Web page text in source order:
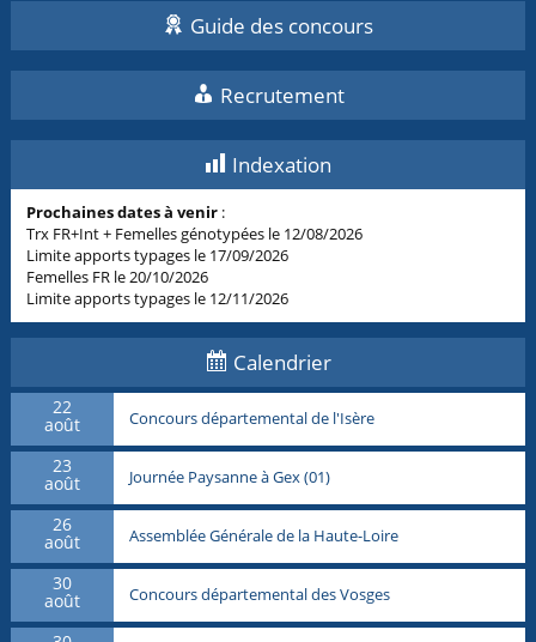
Guide des concours
Recrutement
Indexation
Prochaines dates à venir :
Trx FR+Int + Femelles génotypées le 12/08/2026
Limite apports typages le 17/09/2026
Femelles FR le 20/10/2026
Limite apports typages le 12/11/2026
Calendrier
22
août Concours départemental de l'Isère
23
août Journée Paysanne à Gex (01)
26
août Assemblée Générale de la Haute-Loire
30
août Concours départemental des Vosges